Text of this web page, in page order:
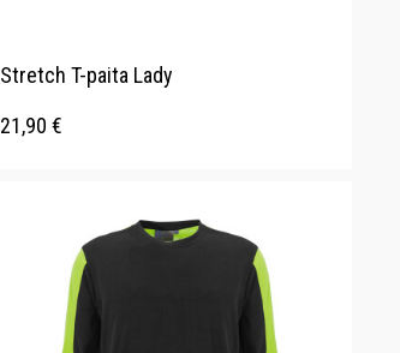
Stretch T-paita Lady
21,90 €